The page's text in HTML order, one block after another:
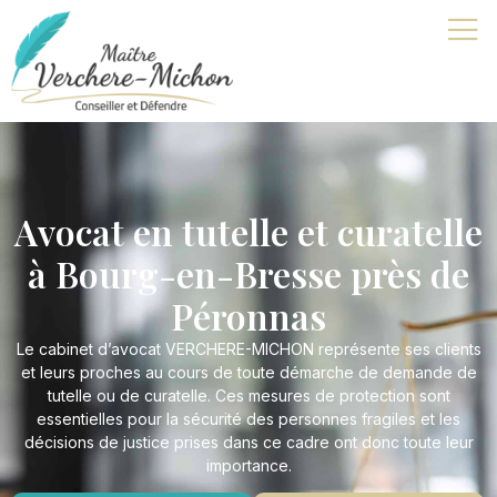
Avocat en tutelle et curatelle
à Bourg-en-Bresse près de
Péronnas
Le cabinet d’avocat VERCHERE-MICHON représente ses clients
et leurs proches au cours de toute démarche de demande de
tutelle ou de curatelle. Ces mesures de protection sont
essentielles pour la sécurité des personnes fragiles et les
décisions de justice prises dans ce cadre ont donc toute leur
importance.